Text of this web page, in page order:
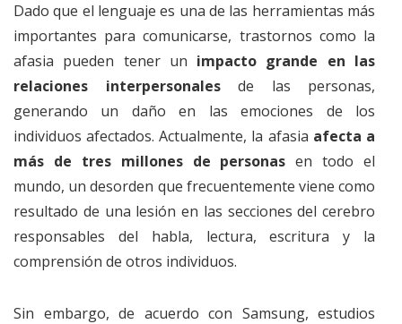
Dado que el lenguaje es una de las herramientas más
importantes para comunicarse, trastornos como la
afasia pueden tener un impacto grande en las
relaciones interpersonalesde las personas,
generando un daño en las emociones de los
individuos afectados. Actualmente, la afasia afecta a
más de tres millones de personas en todo el
mundo, un desorden que frecuentemente viene como
resultado de una lesión en las secciones del cerebro
responsables del habla, lectura, escritura y la
comprensión de otros individuos.
Sin embargo, de acuerdo con Samsung, estudios